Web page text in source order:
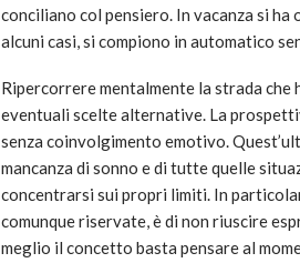
conciliano col pensiero. In vacanza si
alcuni casi, si compiono in automatico
Ripercorrere mentalmente la strada che
eventuali scelte alternative. La
senza coinvolgimento emotivo.
mancanza di sonno e di tutte quelle
concentrarsi sui propri limiti. In
comunque riservate, è di non riuscire
meglio il concetto basta pensare al
god 1 anno ago